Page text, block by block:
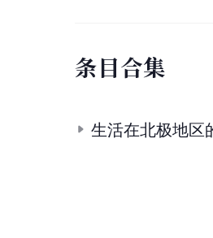
条目合集
生活在北极地区